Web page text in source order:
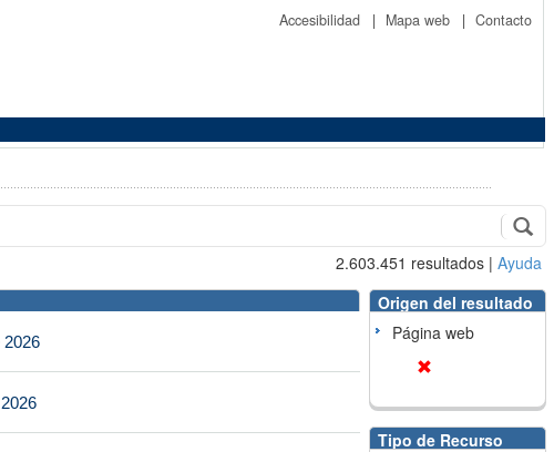
Accesibilidad | Mapa web | Contacto
2.603.451 resultados | Ayuda
2026
Origen del resultado
Página web
Tipo de Recurso